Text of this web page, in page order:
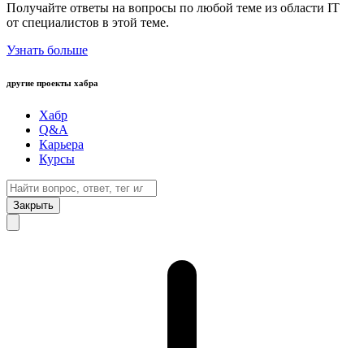
Получайте ответы на вопросы по любой теме из области IT
от специалистов в этой теме.
Узнать больше
другие проекты хабра
Хабр
Q&A
Карьера
Курсы
Закрыть